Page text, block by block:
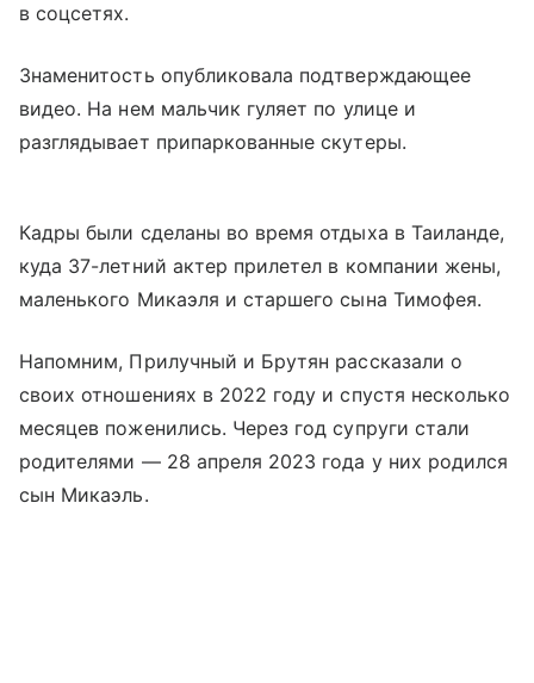
в соцсетях.
Знаменитость опубликовала подтверждающее
видео. На нем мальчик гуляет по улице и
разглядывает припаркованные скутеры.
Кадры были сделаны во время отдыха в Таиланде,
куда 37-летний актер прилетел в компании жены,
маленького Микаэля и старшего сына Тимофея.
Напомним, Прилучный и Брутян рассказали о
своих отношениях в 2022 году и спустя несколько
месяцев поженились. Через год супруги стали
родителями — 28 апреля 2023 года у них родился
сын Микаэль.